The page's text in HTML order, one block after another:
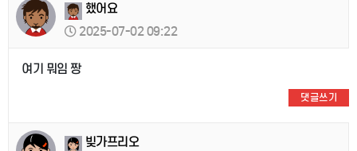
했어요
2025-07-02 09:22
여기 뭐임 짱
댓글쓰기
빚가프리오